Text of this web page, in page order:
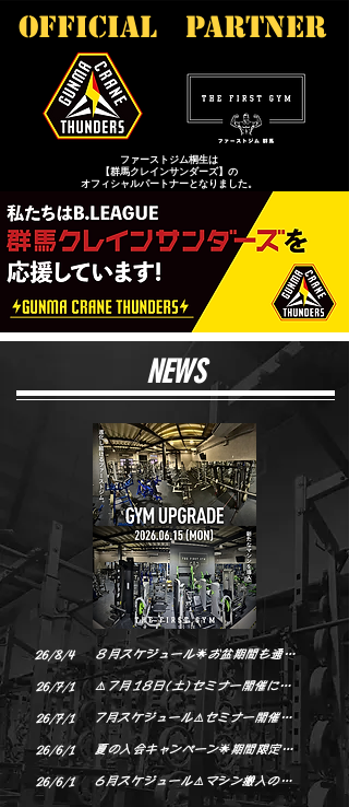
official partner
ファーストジム桐生は
【群馬クレインサンダーズ】の
オフィシャルパートナーとなりました。
当ジムは群馬クレインサンダーズを
​応援しております。
​NEWS
26/8/4 ８月スケジュール🌟お盆期間も通常営業となります
26/7/1 ⚠️７月18日(土)セミナー開催に伴い、ジム利用制限のお知らせ
26/7/1 7月スケジュール⚠️セミナー開催日にジム利用制限有り
26/6/1 夏の入会キャンペーン🌟期間限定7月末まで
26/6/1 6月スケジュール⚠️マシン搬入の為休館日が通常と異なります